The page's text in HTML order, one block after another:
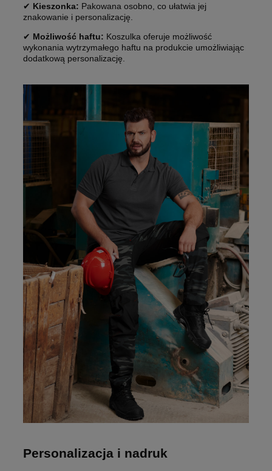
✔ Kieszonka: Pakowana osobno, co ułatwia jej
znakowanie i personalizację.
✔ Możliwość haftu: Koszulka oferuje możliwość
wykonania wytrzymałego haftu na produkcie umożliwiając
dodatkową personalizację.
Personalizacja i nadruk